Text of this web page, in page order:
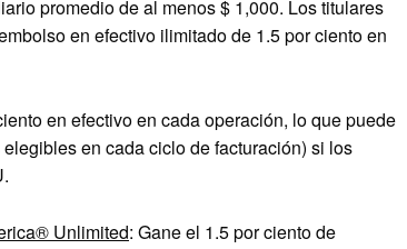
promedio de al menos $ 1,000. Los titulares
en efectivo ilimitado de 1.5 por ciento en
en efectivo en cada operación, lo que puede
en cada ciclo de facturación) si los
Unlimited: Gane el 1.5 por ciento de